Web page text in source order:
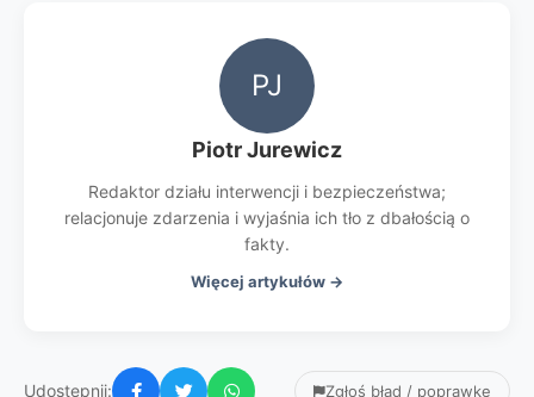
PJ
Piotr Jurewicz
Redaktor działu interwencji i bezpieczeństwa;
relacjonuje zdarzenia i wyjaśnia ich tło z dbałością o
fakty.
Więcej artykułów →
Udostępnij: Zgłoś błąd / poprawkę